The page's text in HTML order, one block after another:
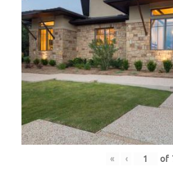
« ‹ of